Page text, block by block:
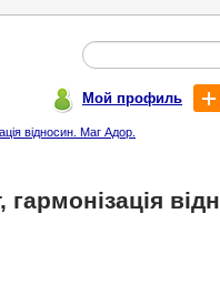
Мой профиль
відносин. Маг Адор.